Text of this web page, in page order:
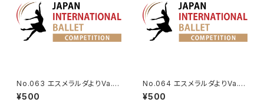
No.063 エスメラルダよりVa.
（カスタネット）
¥500
No.064 エスメラルダよりVa.
（エントランス）
¥500